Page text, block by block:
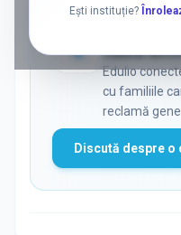
Ești instituție?
Vrei să
caută
Edulio
cu familiile
reclamă
Discută despre